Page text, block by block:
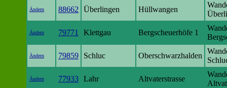
Ändern 88662 Überlingen Hüllwangen
Ändern 79771 Klettgau Bergscheuerhöfe 1
Ändern 79859 Schluc Oberschwarzhalden
Ändern 77933 Lahr Altvaterstrasse